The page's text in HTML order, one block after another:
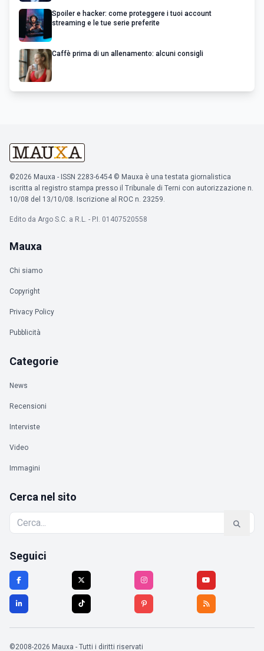
Spoiler e hacker: come proteggere i tuoi account
streaming e le tue serie preferite
Caffè prima di un allenamento: alcuni consigli
©2026 Mauxa - ISSN 2283-6454 © Mauxa è una testata giornalistica
iscritta al registro stampa presso il Tribunale di Terni con autorizzazione n.
10/08 del 13/10/08. Iscrizione al ROC n. 23259.
Edito da Argo S.C. a R.L. - P.I. 01407520558
Mauxa
Chi siamo
Copyright
Privacy Policy
Pubblicità
Categorie
News
Recensioni
Interviste
Video
Immagini
Cerca nel sito
Seguici
©2008-2026 Mauxa - Tutti i diritti riservati